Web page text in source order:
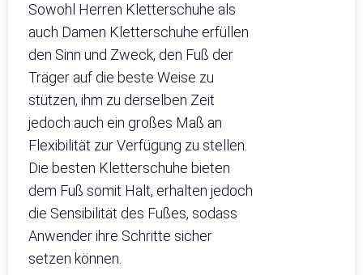
Sowohl Herren Kletterschuhe als
auch Damen Kletterschuhe erfüllen
den Sinn und Zweck, den Fuß der
Träger auf die beste Weise zu
stützen, ihm zu derselben Zeit
jedoch auch ein großes Maß an
Flexibilität zur Verfügung zu stellen.
Die besten Kletterschuhe bieten
dem Fuß somit Halt, erhalten jedoch
die Sensibilität des Fußes, sodass
Anwender ihre Schritte sicher
setzen können.